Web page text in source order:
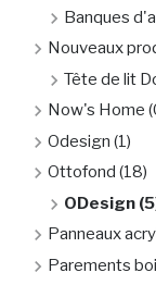
Banques
Nouveaux
Tête de lit
Now's Home
Odesign (1)
Ottofond (18)
ODesign
Panneaux
Parements